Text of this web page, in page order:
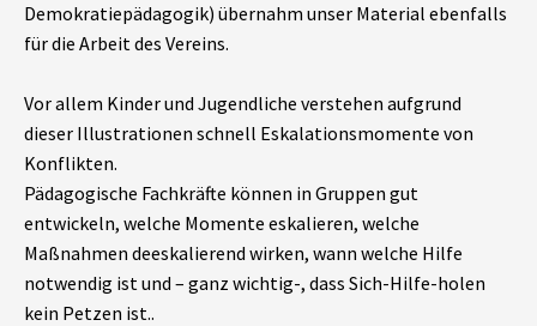
Demokratiepädagogik) übernahm unser Material ebenfalls
für die Arbeit des Vereins.
Vor allem Kinder und Jugendliche verstehen aufgrund
dieser Illustrationen schnell Eskalationsmomente von
Konflikten.
Pädagogische Fachkräfte können in Gruppen gut
entwickeln, welche Momente eskalieren, welche
Maßnahmen deeskalierend wirken, wann welche Hilfe
notwendig ist und – ganz wichtig-, dass Sich-Hilfe-holen
kein Petzen ist..